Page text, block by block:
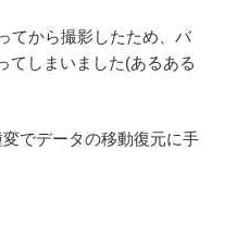
てから撮影したため、バ
てしまいました(あるある
でデータの移動復元に手